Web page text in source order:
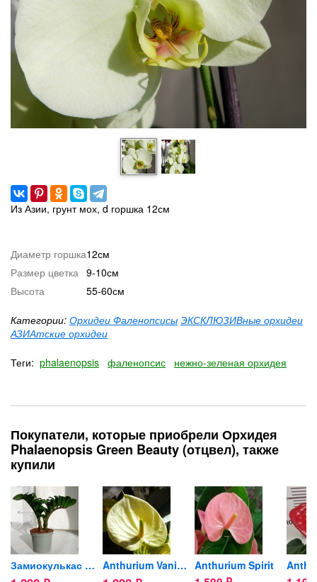
Из Азии, грунт мох, d горшка 12см
Диаметр горшка12см
Размер цветка 9-10см
Высота
55-60см
Категории: Орхидеи Фаленопсисы ЭКСКЛЮЗИВные орхидеи
АЗИАтские орхидеи
Теги: phalaenopsis фаленопсис нежно-зеленая орхидея
Покупатели, которые приобрели Орхидея
Phalaenopsis Green Beauty (отцвел), также
купили
Замиокулькас Жук (Zenzi) d-9cм Anthurium Vanilla (отцвел) Anthurium Spirit